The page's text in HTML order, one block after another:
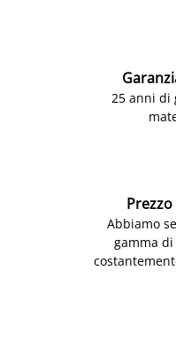
25 anni di
Abbiamo
gamma